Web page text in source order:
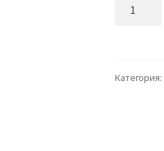
Категория: